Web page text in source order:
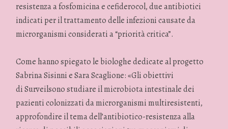
resistenza a fosfomicina e cefiderocol, due antibiotici
indicati per il trattamento delle infezioni causate da
microrganismi considerati a “priorità critica”.
Come hanno spiegato le biologhe dedicate al progetto
Sabrina Sisinni e Sara Scaglione: «Gli obiettivi
di Surveilsono studiare il microbiota intestinale dei
pazienti colonizzati da microrganismi multiresistenti,
approfondire il tema dell’antibiotico-resistenza alla